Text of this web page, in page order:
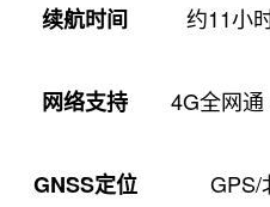
续航时间 约11小
网络支持 4G全网
GNSS定位 GPS/